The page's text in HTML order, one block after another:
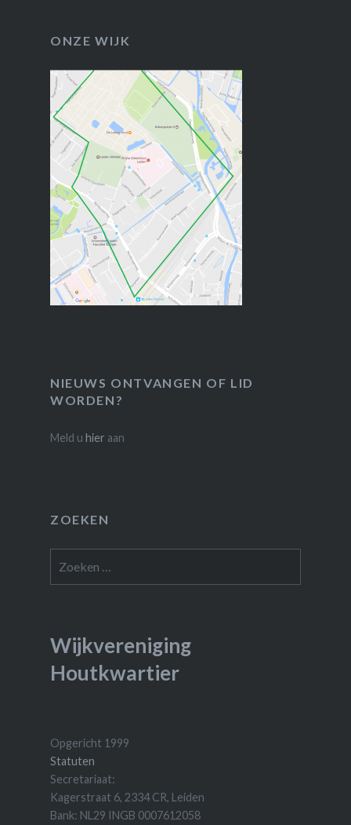
ONZE WIJK
NIEUWS ONTVANGEN OF LID
WORDEN?
Meld u hier aan
ZOEKEN
naar:
Wijkvereniging
Houtkwartier
Opgericht 1999
Statuten
Secretariaat:
Kagerstraat 6, 2334 CR, Leiden
Bank: NL29 INGB 0007612058